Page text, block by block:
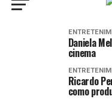
Daniela
cinema
Ricardo
como